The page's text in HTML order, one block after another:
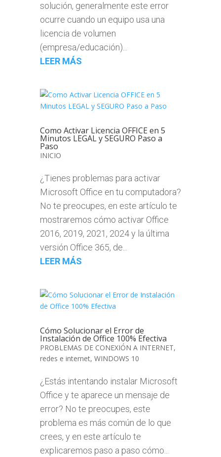
solución, generalmente este error
ocurre cuando un equipo usa una
licencia de volumen
(empresa/educación)...
LEER MÁS
Como Activar Licencia OFFICE en 5
Minutos LEGAL y SEGURO Paso a
Paso
INICIO
¿Tienes problemas para activar
Microsoft Office en tu computadora?
No te preocupes, en este artículo te
mostraremos cómo activar Office
2016, 2019, 2021, 2024 y la última
versión Office 365, de...
LEER MÁS
Cómo Solucionar el Error de
Instalación de Office 100% Efectiva
PROBLEMAS DE CONEXIÓN A INTERNET,
redes e internet, WINDOWS 10
¿Estás intentando instalar Microsoft
Office y te aparece un mensaje de
error? No te preocupes, este
problema es más común de lo que
crees, y en este artículo te
explicaremos paso a paso cómo...